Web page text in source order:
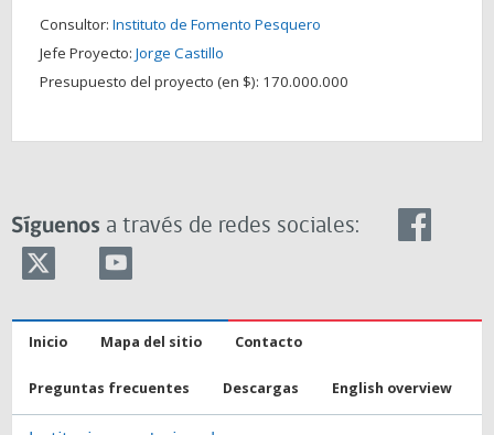
Consultor: Instituto de Fomento Pesquero
Jefe Proyecto: Jorge Castillo
Presupuesto del proyecto (en $): 170.000.000
Síguenos a través de redes sociales:
Inicio Mapa del sitio Contacto
Preguntas frecuentes Descargas English overview